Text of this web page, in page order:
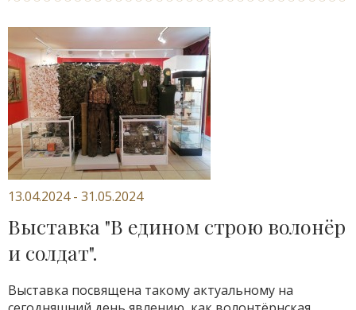
13.04.2024 - 31.05.2024
Выставка "В едином строю волонёр
и солдат".
Выставка посвящена такому актуальному на